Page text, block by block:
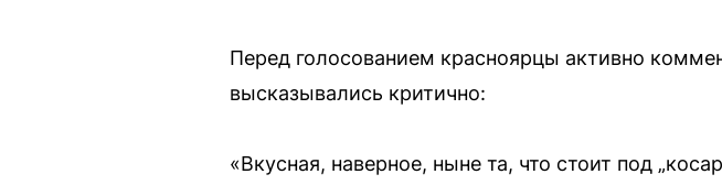
Перед голосованием красноярцы активно
высказывались критично:
«Вкусная, наверное, ныне та, что стоит под